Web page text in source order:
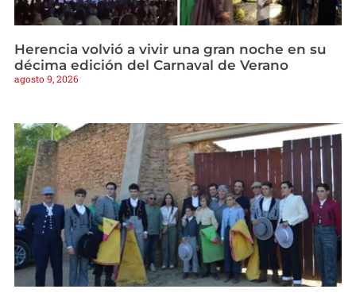
Herencia volvió a vivir una gran noche en su
décima edición del Carnaval de Verano
agosto 9, 2026